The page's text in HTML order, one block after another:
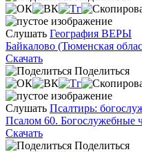
Слушать География ВЕРЫ
Байкалово (Тюменская
Скачать
Поделиться
Слушать Псалтирь:
Псалом 60. Богослужебные
Скачать
Поделиться